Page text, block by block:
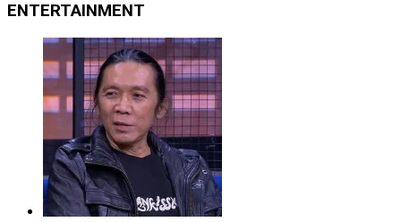
ENTERTAINMENT